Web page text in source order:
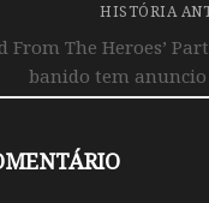
HISTÓRIA
From The Heroes’
banido tem anuncio